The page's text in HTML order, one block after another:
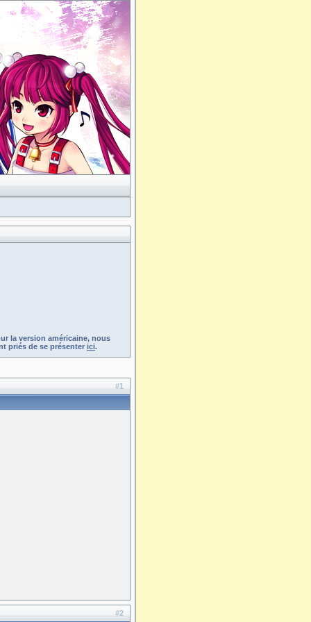
la version américaine, nous
priés de se présenter ici.
#1
#2